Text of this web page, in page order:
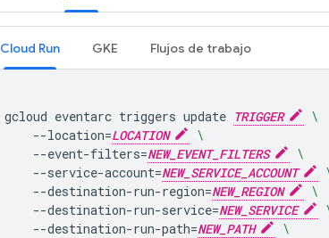
Cloud Run GKE Flujos de trabajo
gcloud eventarc triggers update TRIGGER
\
--location=LOCATION
\
--event-filters=NEW_EVENT_FILTERS
\
--service-account=NEW_SERVICE_ACCOUNT
--destination-run-region=NEW_REGION
\
--destination-run-service=NEW_SERVICE
--destination-run-path=NEW_PATH
\